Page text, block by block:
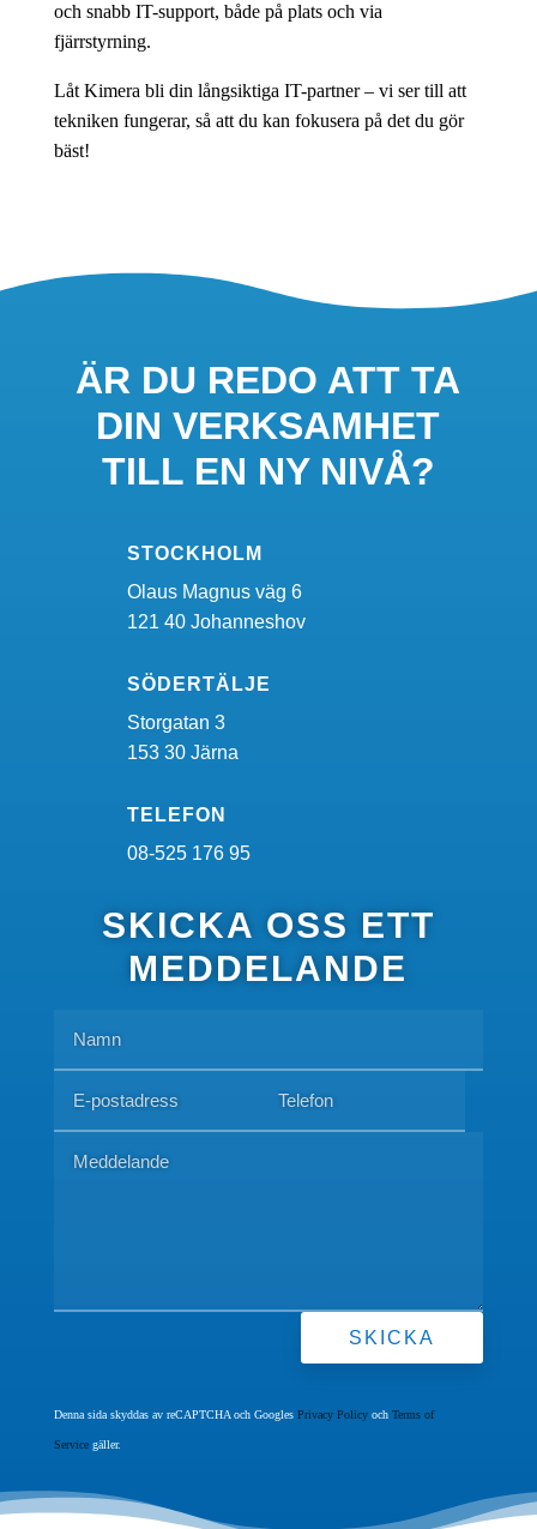
och snabb IT-support, både på plats och via
fjärrstyrning.
Låt Kimera bli din långsiktiga IT-partner – vi ser till att
tekniken fungerar, så att du kan fokusera på det du gör
bäst!
ÄR DU REDO ATT TA
DIN VERKSAMHET
TILL EN NY NIVÅ?
STOCKHOLM
Olaus Magnus väg 6
121 40 Johanneshov
SÖDERTÄLJE
Storgatan 3
153 30 Järna
TELEFON
08-525 176 95
SKICKA OSS ETT
MEDDELANDE
SKICKA
Denna sida skyddas av reCAPTCHA och Googles Privacy Policyoch Terms of
Servicegäller.